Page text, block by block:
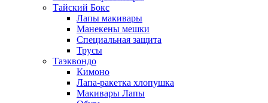
Тайский Бокс
Лапы макивары
Манекены мешки
Специальная защита
Трусы
Таэквондо
Кимоно
Лапа-ракетка хлопушка
Макивары Лапы